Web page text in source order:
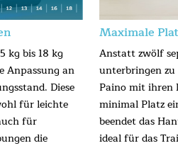
kg bis 18 kg
Anpassung an
Diese
für leichte
für
die
Maximale
Anstatt zwölf
unterbringen
Paino mit ihren
minimal Platz
beendet das
ideal für das